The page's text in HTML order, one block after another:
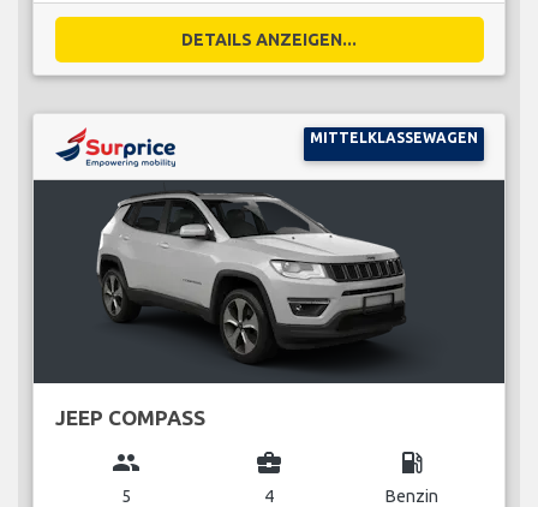
DETAILS ANZEIGEN...
MITTELKLASSEWAGEN
JEEP COMPASS
group
5
business_center
4
local_gas_station
Benzin